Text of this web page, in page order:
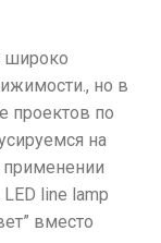
широко
но в
проектов по
на
LED line lamp
вместо